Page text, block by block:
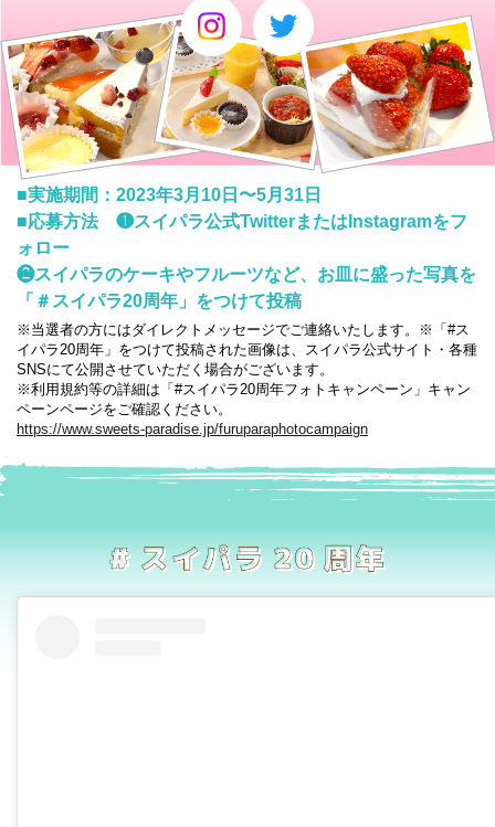
■実施期間：2023年3月10日〜5月31日
■応募方法 ❶スイパラ公式TwitterまたはInstagramをフ
ォロー
❷スイパラのケーキやフルーツなど、お皿に盛った写真を
「＃スイパラ20周年」をつけて投稿
※当選者の方にはダイレクトメッセージでご連絡いたします。※「#ス
イパラ20周年」をつけて投稿された画像は、スイパラ公式サイト・各種
SNSにて公開させていただく場合がございます。
※利用規約等の詳細は「#スイパラ20周年フォトキャンペーン」キャン
ペーンページをご確認ください。
https://www.sweets-paradise.jp/furuparaphotocampaign